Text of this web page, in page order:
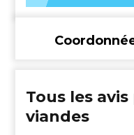
Tous les
viandes